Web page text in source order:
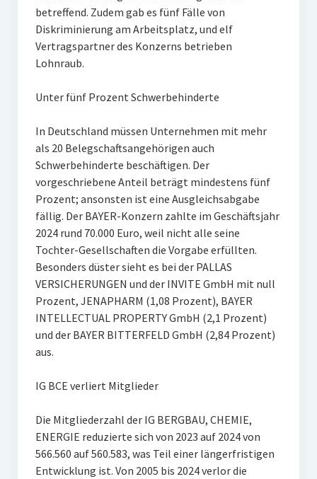
betreffend. Zudem gab es fünf Fälle von
Diskriminierung am Arbeitsplatz, und elf
Vertragspartner des Konzerns betrieben
Lohnraub.
Unter fünf Prozent Schwerbehinderte
In Deutschland müssen Unternehmen mit mehr
als 20 Belegschaftsangehörigen auch
Schwerbehinderte beschäftigen. Der
vorgeschriebene Anteil beträgt mindestens fünf
Prozent; ansonsten ist eine Ausgleichsabgabe
fällig. Der BAYER-Konzern zahlte im Geschäftsjahr
2024 rund 70.000 Euro, weil nicht alle seine
Tochter-Gesellschaften die Vorgabe erfüllten.
Besonders düster sieht es bei der PALLAS
VERSICHERUNGEN und der INVITE GmbH mit null
Prozent, JENAPHARM (1,08 Prozent), BAYER
INTELLECTUAL PROPERTY GmbH (2,1 Prozent)
und der BAYER BITTERFELD GmbH (2,84 Prozent)
aus.
IG BCE verliert Mitglieder
Die Mitgliederzahl der IG BERGBAU, CHEMIE,
ENERGIE reduzierte sich von 2023 auf 2024 von
566.560 auf 560.583, was Teil einer längerfristigen
Entwicklung ist. Von 2005 bis 2024 verlor die